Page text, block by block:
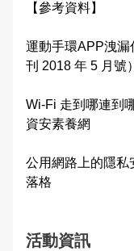
【參考資料】
運動手環APP洩漏
刊 2018 年 5 月號）
Wi-Fi 走到哪連到
資安素養網
公用網路上的隱私
落格
活動資訊